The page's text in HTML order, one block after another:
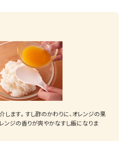
します。すし酢のかわりに、オレンジの果
ンジの香りが爽やかなすし飯になりま